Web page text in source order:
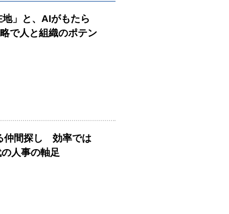
」と、AIがもたら
で人と組織のポテン
仲間探し 効率では
人事の軸足